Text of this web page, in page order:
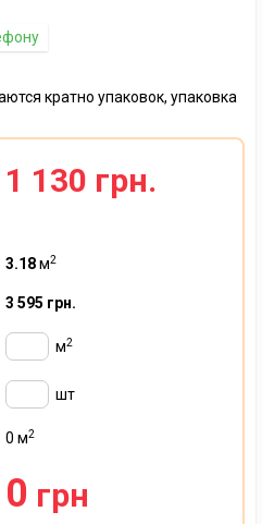
кратно упаковок, упаковка
1 130 грн.
3.18м2
3 595 грн.
м2
шт
0 м2
0 грн